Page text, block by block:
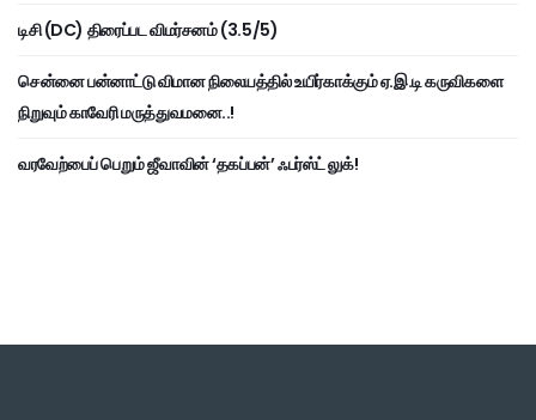
டிசி (DC) திரைப்பட விமர்சனம் (3.5/5)
சென்னை பன்னாட்டு விமான நிலையத்தில் உயிர்காக்கும் ஏ.இ.டி கருவிகளை
நிறுவும் காவேரி மருத்துவமனை..!
வரவேற்பைப் பெறும் ஜீவாவின் ‘தகப்பன்’ ஃபர்ஸ்ட் லுக்!